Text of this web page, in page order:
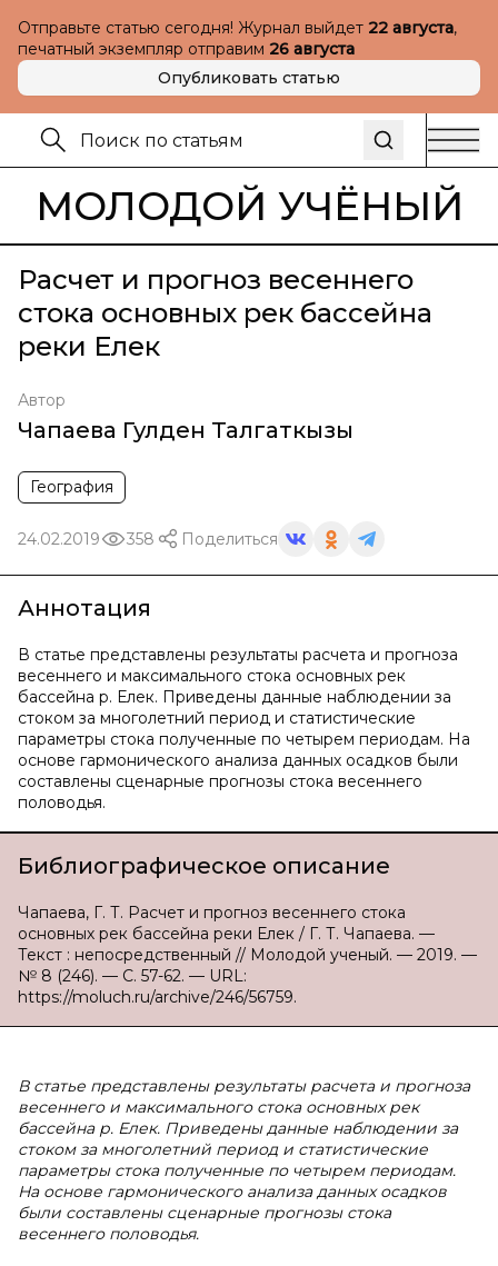
Отправьте статью сегодня! Журнал выйдет 22 августа,
печатный экземпляр отправим 26 августа
Опубликовать статью
МОЛОДОЙ УЧЁНЫЙ
Расчет и прогноз весеннего
стока основных рек бассейна
реки Елек
Автор
Чапаева Гулден Талгаткызы
География
24.02.2019 358 Поделиться
Аннотация
В статье представлены результаты расчета и прогноза
весеннего и максимального стока основных рек
бассейна р. Елек. Приведены данные наблюдении за
стоком за многолетний период и статистические
параметры стока полученные по четырем периодам. На
основе гармонического анализа данных осадков были
составлены сценарные прогнозы стока весеннего
половодья.
Библиографическое описание
Чапаева, Г. Т. Расчет и прогноз весеннего стока
основных рек бассейна реки Елек / Г. Т. Чапаева. —
Текст : непосредственный // Молодой ученый. — 2019. —
№ 8 (246). — С. 57-62. — URL:
https://moluch.ru/archive/246/56759.
В статье представлены результаты расчета и прогноза
весеннего и максимального стока основных рек
бассейна р. Елек. Приведены данные наблюдении за
стоком за многолетний период и статистические
параметры стока полученные по четырем периодам.
На основе гармонического анализа данных осадков
были составлены сценарные прогнозы стока
весеннего половодья.